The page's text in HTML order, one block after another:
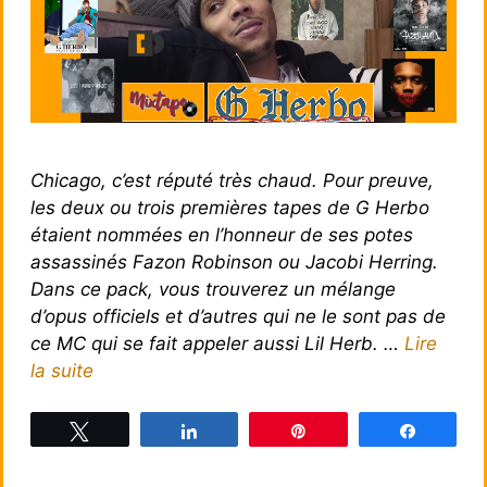
Chicago, c’est réputé très chaud. Pour preuve,
les deux ou trois premières tapes de G Herbo
étaient nommées en l’honneur de ses potes
assassinés Fazon Robinson ou Jacobi Herring.
Dans ce pack, vous trouverez un mélange
d’opus officiels et d’autres qui ne le sont pas de
ce MC qui se fait appeler aussi Lil Herb. … Lire
la suite